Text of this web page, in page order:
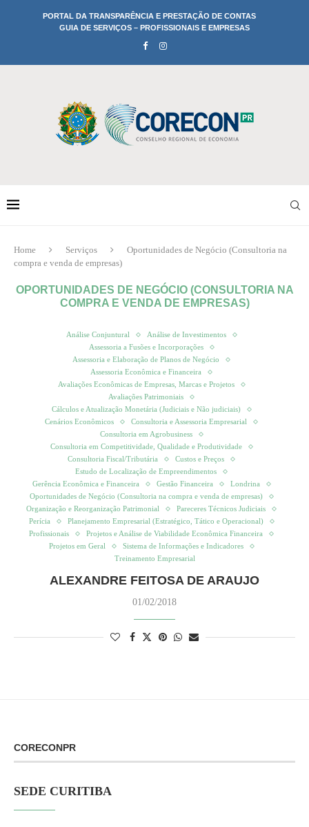
PORTAL DA TRANSPARÊNCIA E PRESTAÇÃO DE CONTAS
GUIA DE SERVIÇOS – PROFISSIONAIS E EMPRESAS
Home Serviços
Oportunidades de Negócio (Consultoria na
compra e venda de empresas)
OPORTUNIDADES DE NEGÓCIO (CONSULTORIA NA
COMPRA E VENDA DE EMPRESAS)
Análise Conjuntural
Análise de Investimentos
Assessoria a Fusões e Incorporações
Assessoria e Elaboração de Planos de Negócio
Assessoria Econômica e Financeira
Avaliações Econômicas de Empresas, Marcas e Projetos
Avaliações Patrimoniais
Cálculos e Atualização Monetária (Judiciais e Não judiciais)
Cenários Econômicos
Consultoria e Assessoria Empresarial
Consultoria em Agrobusiness
Consultoria em Competitividade, Qualidade e Produtividade
Consultoria Fiscal/Tributária
Custos e Preços
Estudo de Localização de Empreendimentos
Gerência Econômica e Financeira
Gestão Financeira
Londrina
Oportunidades de Negócio (Consultoria na compra e venda de empresas)
Organização e Reorganização Patrimonial
Pareceres Técnicos Judiciais
Perícia
Planejamento Empresarial (Estratégico, Tático e Operacional)
Profissionais
Projetos e Análise de Viabilidade Econômica Financeira
Projetos em Geral
Sistema de Informações e Indicadores
Treinamento Empresarial
ALEXANDRE FEITOSA DE ARAUJO
01/02/2018
CORECONPR
SEDE CURITIBA